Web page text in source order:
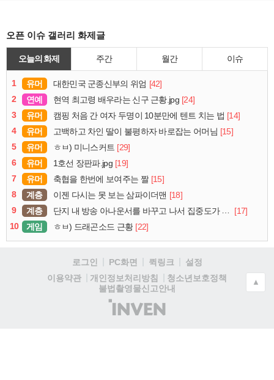
오픈 이슈 갤러리 화제글
오늘의 화제 주간 월간 이슈
1 유머 대한민국 군종신부의 위엄 [42]
2
연예 현역 최고령 배우라는 신구 근황.jpg [24]
3
유머 캠핑 처음 간 여자 두명이 10분만에 텐트 치는 법 [14]
4
유머 고백하고 차인 딸이 불평하자 바로잡는 어머님 [15]
5
유머 ㅎㅂ) 미니스커트 [29]
6
유머 1호선 장판파.jpg [19]
7
유머 축협을 한번에 보여주는 짤 [15]
8
계층 이젠 다시는 못 보는 삼파이더맨 [18]
9
계층 단지 내 방송 아나운서를 바꾸고 나서 집중도가 확 올라갔다는 한 아파트의 안내방송
[17]
10
게임 ㅎㅂ) 드래곤소드 근황 [22]
로그인 PC화면 퀵링크
설정
이용약관
개인정보처리방침
청소년보호정책
불법촬영물신고안내
(주)
인
▲